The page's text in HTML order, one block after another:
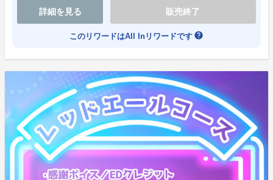
一度や二度ではないプロジェクト分解の危機や、サーク
ル消滅の可能性があり、幾度となく無力さに膝をつきま
ですが、徐々にファンが増え、海外にまで展開させてい
ただいたり、参加してもいいよというクリエイターさん
達が増えていきました。
「作品楽しみにしています！」という方が増え、ぜひ参
加したい！ という方々が現れ始めます。
気がつけば、『私たちフェイクマリッジ？』では30名
詳細を見る 販売終了
このリワードはAll Inリワードです help